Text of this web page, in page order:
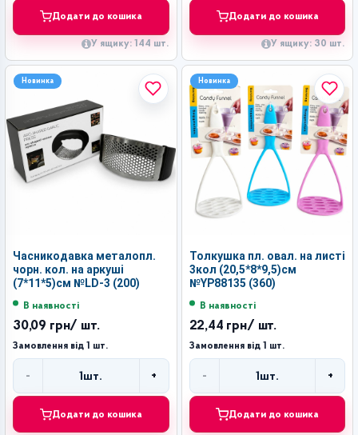
Додати до кошика
У ящику: 144 шт.
Додати до кошика
У ящику: 30 шт.
Новинка
Часникодавка металопл.
чорн. кол. на аркуші
(7*11*5)см №LD-3 (200)
В наявності
30,09 грн/ шт.
Замовлення від 1 шт.
- 1 шт. +
Додати до кошика
Новинка
Толкушка пл. овал. на листі
3кол (20,5*8*9,5)см
№YP88135 (360)
В наявності
22,44 грн/ шт.
Замовлення від 1 шт.
- 1 шт. +
Додати до кошика